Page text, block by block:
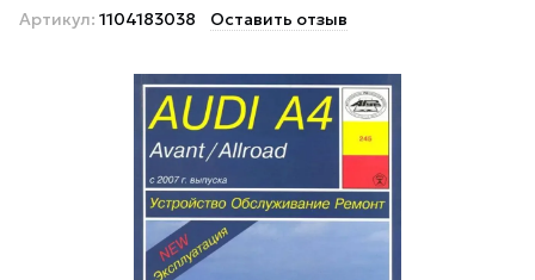
Артикул: 1104183038 Оставить отзыв